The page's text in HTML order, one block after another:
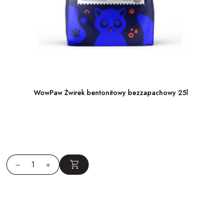
WowPaw Żwirek bentonitowy bezzapachowy 25l